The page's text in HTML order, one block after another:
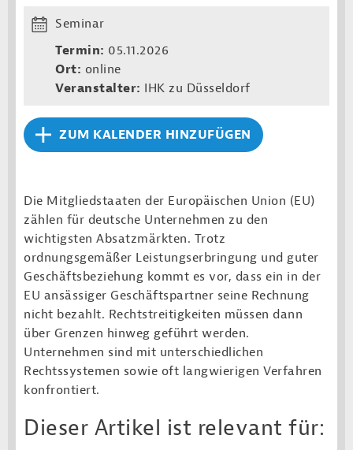
Seminar
Termin: 05.11.2026
Ort: online
Veranstalter: IHK zu Düsseldorf
ZUM KALENDER HINZUFÜGEN
Die Mitgliedstaaten der Europäischen Union (EU)
zählen für deutsche Unternehmen zu den
wichtigsten Absatzmärkten. Trotz
ordnungsgemäßer Leistungserbringung und guter
Geschäftsbeziehung kommt es vor, dass ein in der
EU ansässiger Geschäftspartner seine Rechnung
nicht bezahlt. Rechtstreitigkeiten müssen dann
über Grenzen hinweg geführt werden.
Unternehmen sind mit unterschiedlichen
Rechtssystemen sowie oft langwierigen Verfahren
konfrontiert.
Dieser Artikel ist relevant für: